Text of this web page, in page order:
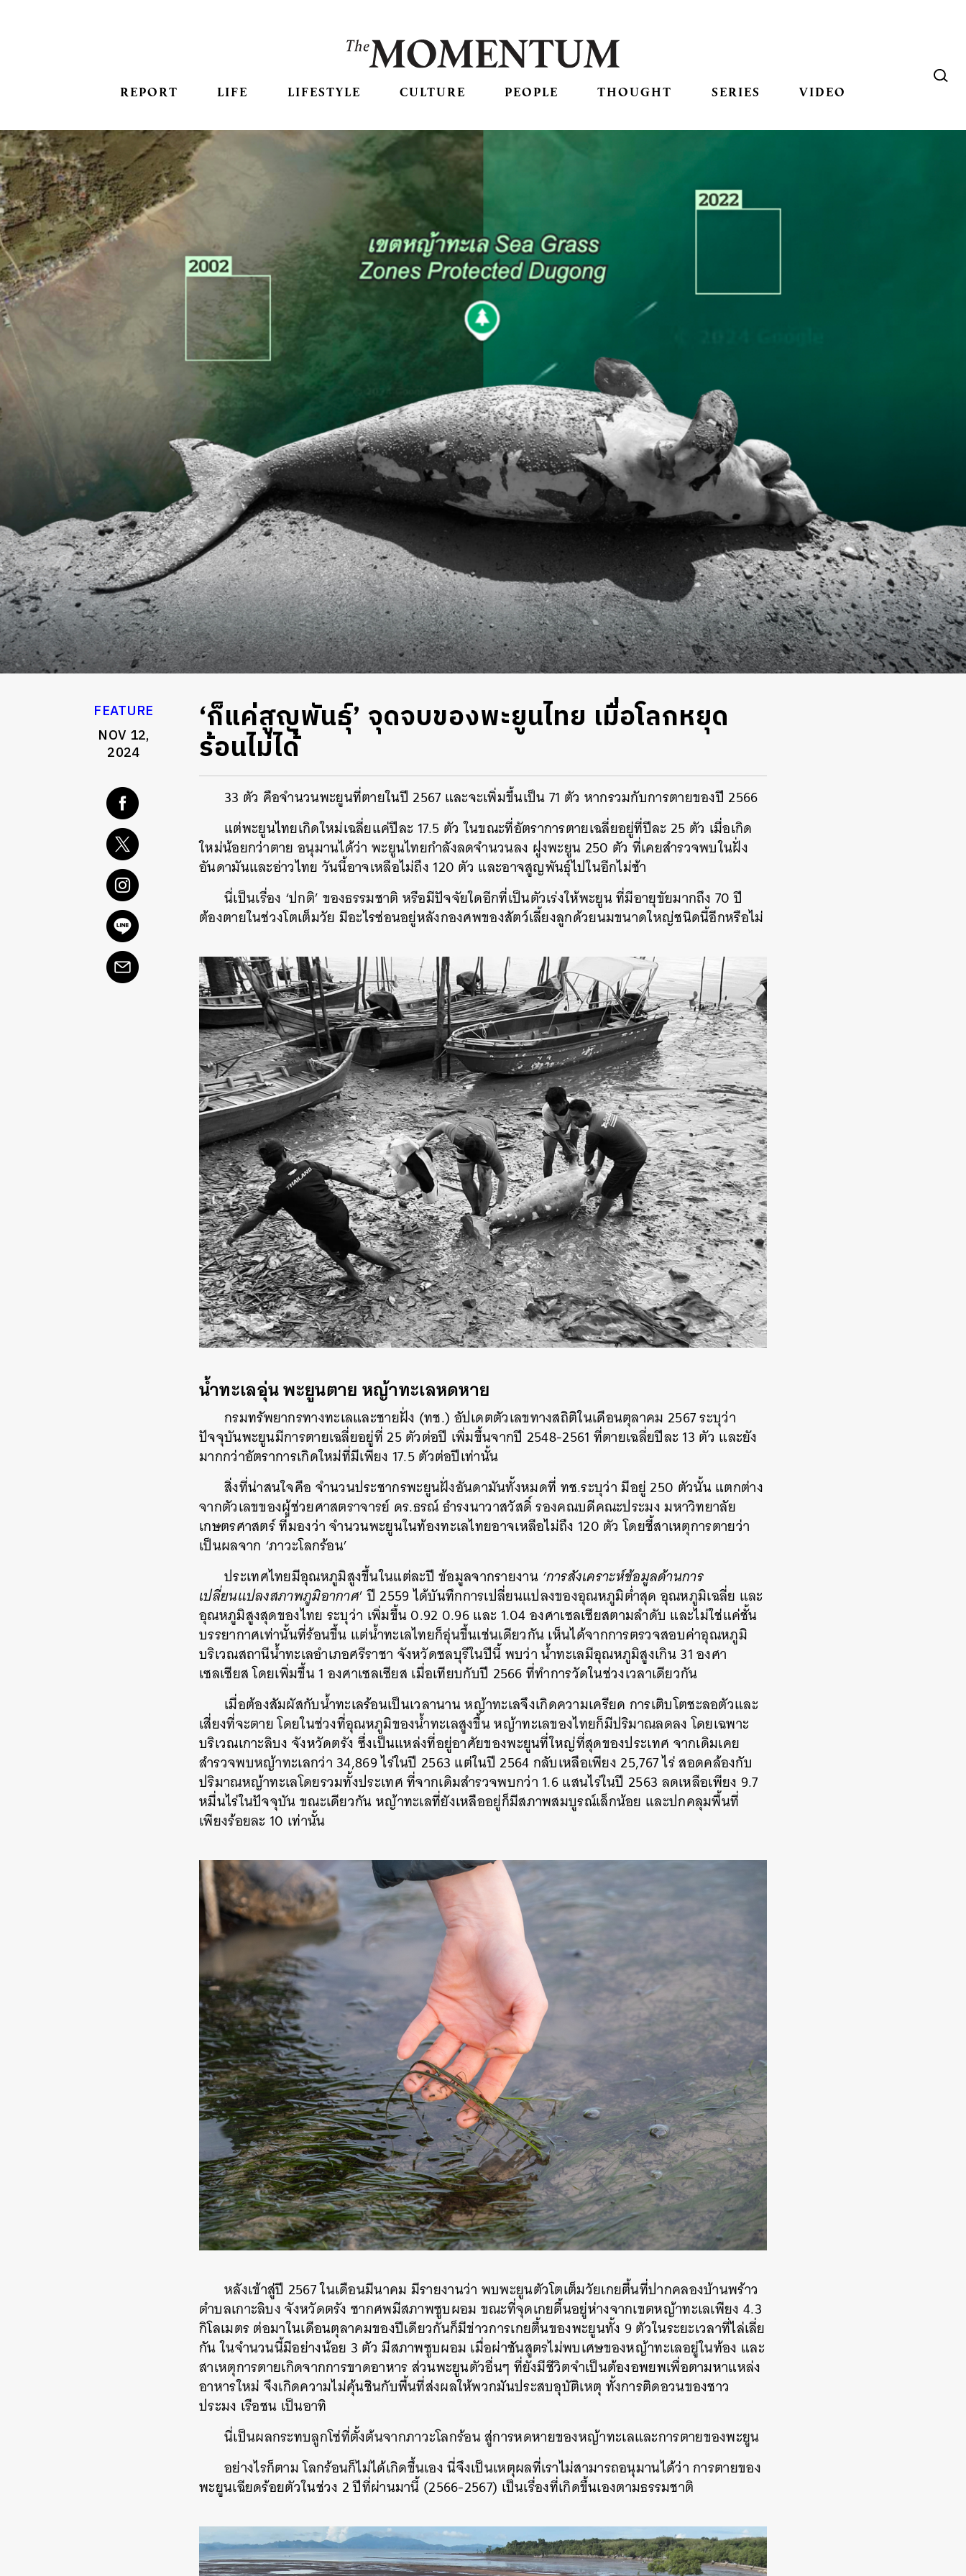
REPORT LIFE LIFESTYLE CULTURE PEOPLE THOUGHT SERIES VIDEO
FEATURE
NOV 12,
2024
‘ก็แค่สูญพันธุ์’ จุดจบของพะยูนไทย เมื่อโลกหยุด
ร้อนไม่ได้
33 ตัว คือจำนวนพะยูนที่ตายในปี 2567 และจะเพิ่มขึ้นเป็น 71 ตัว หากรวมกับการตายของปี 2566
แต่พะยูนไทยเกิดใหม่เฉลี่ยแค่ปีละ 17.5 ตัว ในขณะที่อัตราการตายเฉลี่ยอยู่ที่ปีละ 25 ตัว เมื่อเกิด
ใหม่น้อยกว่าตาย อนุมานได้ว่า พะยูนไทยกำลังลดจำนวนลง ฝูงพะยูน 250 ตัว ที่เคยสำรวจพบในฝั่ง
อันดามันและอ่าวไทย วันนี้อาจเหลือไม่ถึง 120 ตัว และอาจสูญพันธุ์ไปในอีกไม่ช้า
นี่เป็นเรื่อง ‘ปกติ’ ของธรรมชาติ หรือมีปัจจัยใดอีกที่เป็นตัวเร่งให้พะยูน ที่มีอายุขัยมากถึง 70 ปี
ต้องตายในช่วงโตเต็มวัย มีอะไรซ่อนอยู่หลังกองศพของสัตว์เลี้ยงลูกด้วยนมขนาดใหญ่ชนิดนี้อีกหรือไม่
น้ำทะเลอุ่น พะยูนตาย หญ้าทะเลหดหาย
กรมทรัพยากรทางทะเลและชายฝั่ง (ทช.) อัปเดตตัวเลขทางสถิติในเดือนตุลาคม 2567 ระบุว่า
ปัจจุบันพะยูนมีการตายเฉลี่ยอยู่ที่ 25 ตัวต่อปี เพิ่มขึ้นจากปี 2548-2561 ที่ตายเฉลี่ยปีละ 13 ตัว และยัง
มากกว่าอัตราการเกิดใหม่ที่มีเพียง 17.5 ตัวต่อปีเท่านั้น
สิ่งที่น่าสนใจคือ จำนวนประชากรพะยูนฝั่งอันดามันทั้งหมดที่ ทช.ระบุว่า มีอยู่ 250 ตัวนั้น แตกต่าง
จากตัวเลขของผู้ช่วยศาสตราจารย์ ดร.ธรณ์ ธำรงนาวาสวัสดิ์ รองคณบดีคณะประมง มหาวิทยาลัย
เกษตรศาสตร์ ที่มองว่า จำนวนพะยูนในท้องทะเลไทยอาจเหลือไม่ถึง 120 ตัว โดยชี้สาเหตุการตายว่า
เป็นผลจาก ‘ภาวะโลกร้อน’
ประเทศไทยมีอุณหภูมิสูงขึ้นในแต่ละปี ข้อมูลจากรายงาน ‘การสังเคราะห์ข้อมูลด้านการ
เปลี่ยนแปลงสภาพภูมิอากาศ’ ปี 2559 ได้บันทึกการเปลี่ยนแปลงของอุณหภูมิต่ำสุด อุณหภูมิเฉลี่ย และ
อุณหภูมิสูงสุดของไทย ระบุว่า เพิ่มขึ้น 0.92 0.96 และ 1.04 องศาเซลเซียสตามลำดับ และไม่ใช่แค่ชั้น
บรรยากาศเท่านั้นที่ร้อนขึ้น แต่น้ำทะเลไทยก็อุ่นขึ้นเช่นเดียวกัน เห็นได้จากการตรวจสอบค่าอุณหภูมิ
บริเวณสถานีน้ำทะเลอำเภอศรีราชา จังหวัดชลบุรีในปีนี้ พบว่า น้ำทะเลมีอุณหภูมิสูงเกิน 31 องศา
เซลเซียส โดยเพิ่มขึ้น 1 องศาเซลเซียส เมื่อเทียบกับปี 2566 ที่ทำการวัดในช่วงเวลาเดียวกัน
เมื่อต้องสัมผัสกับน้ำทะเลร้อนเป็นเวลานาน หญ้าทะเลจึงเกิดความเครียด การเติบโตชะลอตัวและ
เสี่ยงที่จะตาย โดยในช่วงที่อุณหภูมิของน้ำทะเลสูงขึ้น หญ้าทะเลของไทยก็มีปริมาณลดลง โดยเฉพาะ
บริเวณเกาะลิบง จังหวัดตรัง ซึ่งเป็นแหล่งที่อยู่อาศัยของพะยูนที่ใหญ่ที่สุดของประเทศ จากเดิมเคย
สำรวจพบหญ้าทะเลกว่า 34,869 ไร่ในปี 2563 แต่ในปี 2564 กลับเหลือเพียง 25,767 ไร่ สอดคล้องกับ
ปริมาณหญ้าทะเลโดยรวมทั้งประเทศ ที่จากเดิมสำรวจพบกว่า 1.6 แสนไร่ในปี 2563 ลดเหลือเพียง 9.7
หมื่นไร่ในปัจจุบัน ขณะเดียวกัน หญ้าทะเลที่ยังเหลืออยู่ก็มีสภาพสมบูรณ์เล็กน้อย และปกคลุมพื้นที่
เพียงร้อยละ 10 เท่านั้น
หลังเข้าสู่ปี 2567 ในเดือนมีนาคม มีรายงานว่า พบพะยูนตัวโตเต็มวัยเกยตื้นที่ปากคลองบ้านพร้าว
ตำบลเกาะลิบง จังหวัดตรัง ซากศพมีสภาพซูบผอม ขณะที่จุดเกยตื้นอยู่ห่างจากเขตหญ้าทะเลเพียง 4.3
กิโลเมตร ต่อมาในเดือนตุลาคมของปีเดียวกันก็มีข่าวการเกยตื้นของพะยูนทั้ง 9 ตัวในระยะเวลาที่ไล่เลี่ย
กัน ในจำนวนนี้มีอย่างน้อย 3 ตัว มีสภาพซูบผอม เมื่อผ่าชันสูตรไม่พบเศษของหญ้าทะเลอยู่ในท้อง และ
สาเหตุการตายเกิดจากการขาดอาหาร ส่วนพะยูนตัวอื่นๆ ที่ยังมีชีวิตจำเป็นต้องอพยพเพื่อตามหาแหล่ง
อาหารใหม่ จึงเกิดความไม่คุ้นชินกับพื้นที่ส่งผลให้พวกมันประสบอุบัติเหตุ ทั้งการติดอวนของชาว
ประมง เรือชน เป็นอาทิ
นี่เป็นผลกระทบลูกโซ่ที่ตั้งต้นจากภาวะโลกร้อน สู่การหดหายของหญ้าทะเลและการตายของพะยูน
อย่างไรก็ตาม โลกร้อนก็ไม่ได้เกิดขึ้นเอง นี่จึงเป็นเหตุผลที่เราไม่สามารถอนุมานได้ว่า การตายของ
พะยูนเฉียดร้อยตัวในช่วง 2 ปีที่ผ่านมานี้ (2566-2567) เป็นเรื่องที่เกิดขึ้นเองตามธรรมชาติ
ค้นหา
SHARE TWEET LINE EMAIL